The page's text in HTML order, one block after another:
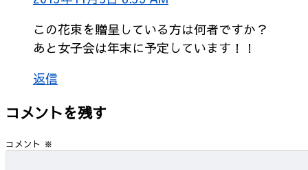
この花束を贈呈している方は何者ですか？
あと女子会は年末に予定しています！！
返信
コメントを残す
コメント ※